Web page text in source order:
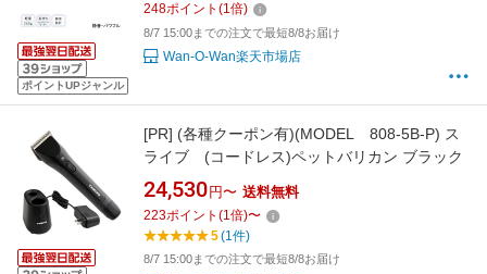
ポイントUPジャンル
248ポイント (1倍)
8/7 15:00までの注文で最短8/8お届け
Wan-O-Wan楽天市場店
[PR] (各種クーポン有)(MODEL 808-5B-P) ス
ライブ (コードレス)ペットバリカン ブラック
24,530 円〜 送料無料
223ポイント (1倍)〜
5(1件)
8/7 15:00までの注文で最短8/8お届け